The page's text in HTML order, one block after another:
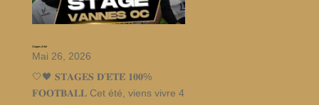
Stages d’été
Mai 26, 2026
🤍🖤 𝐒𝐓𝐀𝐆𝐄𝐒 𝐃’𝐄́𝐓𝐄́ 𝟏𝟎𝟎%
𝐅𝐎𝐎𝐓𝐁𝐀𝐋𝐋 Cet été, viens vivre 4